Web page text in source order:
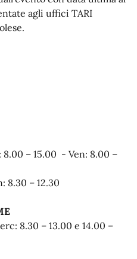
agli uffici TARI
8.00 – 15.00 - Ven: 8.00 –
8.30 – 12.30
8.30 – 13.00 e 14.00 –